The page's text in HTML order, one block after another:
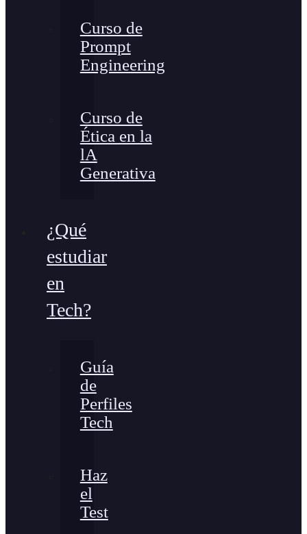
Curso de
Prompt
Engineering
Curso de
Ética en la
lA
Generativa
¿Qué
estudiar
en
Tech?
Guía
de
Perfiles
Tech
Haz
el
Test